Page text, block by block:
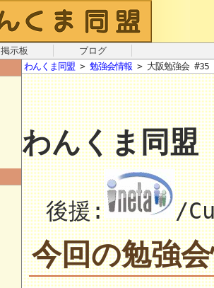
掲示板
ブログ
わんくま同盟 > 勉強会情報 > 大阪勉強会 #35
わんくま同
後援: /
今回の勉強